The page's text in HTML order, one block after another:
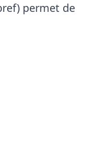
permet de